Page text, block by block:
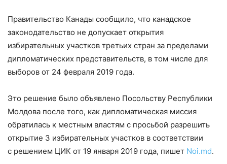
Правительство Канады сообщило, что канадское
законодательство не допускает открытия
избирательных участков третьих стран за пределами
дипломатических представительств, в том числе для
выборов от 24 февраля 2019 года.
Это решение было объявлено Посольству Республики
Молдова после того, как дипломатическая миссия
обратилась к местным властям с просьбой разрешить
открытие 3 избирательных участков в соответствии
с решением ЦИК от 19 января 2019 года, пишет Noi.md.